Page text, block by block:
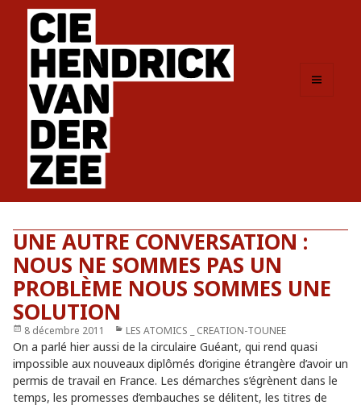
UNE AUTRE CONVERSATION :
NOUS NE SOMMES PAS UN
PROBLÈME NOUS SOMMES UNE
SOLUTION
Publié
le
8 décembre 2011 Catégories
LES ATOMICS _ CREATION-TOUNEE
On a parlé hier aussi de la circulaire Guéant, qui rend quasi
impossible aux nouveaux diplômés d’origine étrangère d’avoir un
permis de travail en France. Les démarches s’égrènent dans le
temps, les promesses d’embauches se délitent, les titres de